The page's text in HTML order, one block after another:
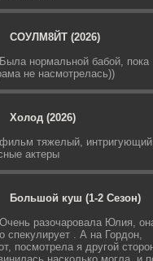
СОУЛМ8ЙТ (2026)
Была нормальной бабой, пока
не насмотрелась))
Холод (2026)
фильм тяжелый,
актеры
Большой куш (1-2 Сезон)
Очень разочаровала Юлия,
спекулирует . А на Гордон,
посмотрела я другой